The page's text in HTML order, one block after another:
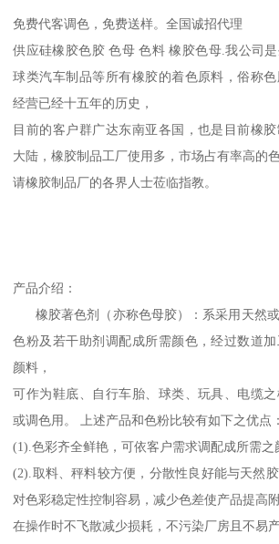
免费代客调色，免费送样。全国诚招代理
供应硅橡胶色胶 色母 色料 橡胶色母.我公司
球类汽车制品等所有橡胶的着色原料，俗称
经营已经十五年的历史，
目前的客户群广达东南亚各国，也是目前橡
大陆，橡胶制品工厂使用多，市场占有率高的
请橡胶制品厂的各界人士莅临指教。
产品介绍：
橡胶著色剂（亦称色母胶）：系采用天然或
色粉及若干助剂调配成所需颜色，经过数道
颜料，
可作为鞋底、自行车胎、球类、玩具、电缆
或调色用。 上述产品和色粉比较有如下之优点
(1).色彩齐全鲜艳，可依客户需求调配成所需之
(2).取料、秤料较方便，分散性良好能与天然
对色彩稳定性控制容易，减少色差使产品提高
在操作时不飞散减少损耗，不污染厂房且不易产